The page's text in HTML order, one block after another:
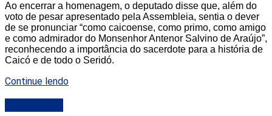
Ao encerrar a homenagem, o deputado disse que, além do
voto de pesar apresentado pela Assembleia, sentia o dever
de se pronunciar “como caicoense, como primo, como amigo
e como admirador do Monsenhor Antenor Salvino de Araújo”,
reconhecendo a importância do sacerdote para a história de
Caicó e de todo o Seridó.
Continue lendo